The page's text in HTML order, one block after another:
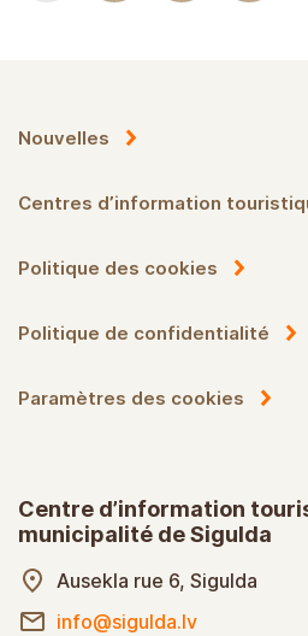
Nouvelles
Centres d’information
Politique des cookies
Politique de confidentialité
Paramètres des cookies
Centre d’information
municipalité de Sigulda
Ausekla rue 6, Sigulda
info@sigulda.lv